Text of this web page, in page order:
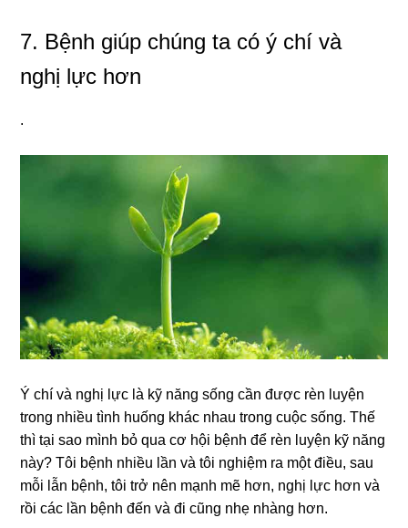
7. Bệnh giúp chúng ta có ý chí và
nghị lực hơn
.
Ý chí và nghị lực là kỹ năng sống cần được rèn luyện
trong nhiều tình huống khác nhau trong cuộc sống. Thế
thì tại sao mình bỏ qua cơ hội bệnh để rèn luyện kỹ năng
này? Tôi bệnh nhiều lần và tôi nghiệm ra một điều, sau
mỗi lẫn bệnh, tôi trở nên mạnh mẽ hơn, nghị lực hơn và
rồi các lần bệnh đến và đi cũng nhẹ nhàng hơn.